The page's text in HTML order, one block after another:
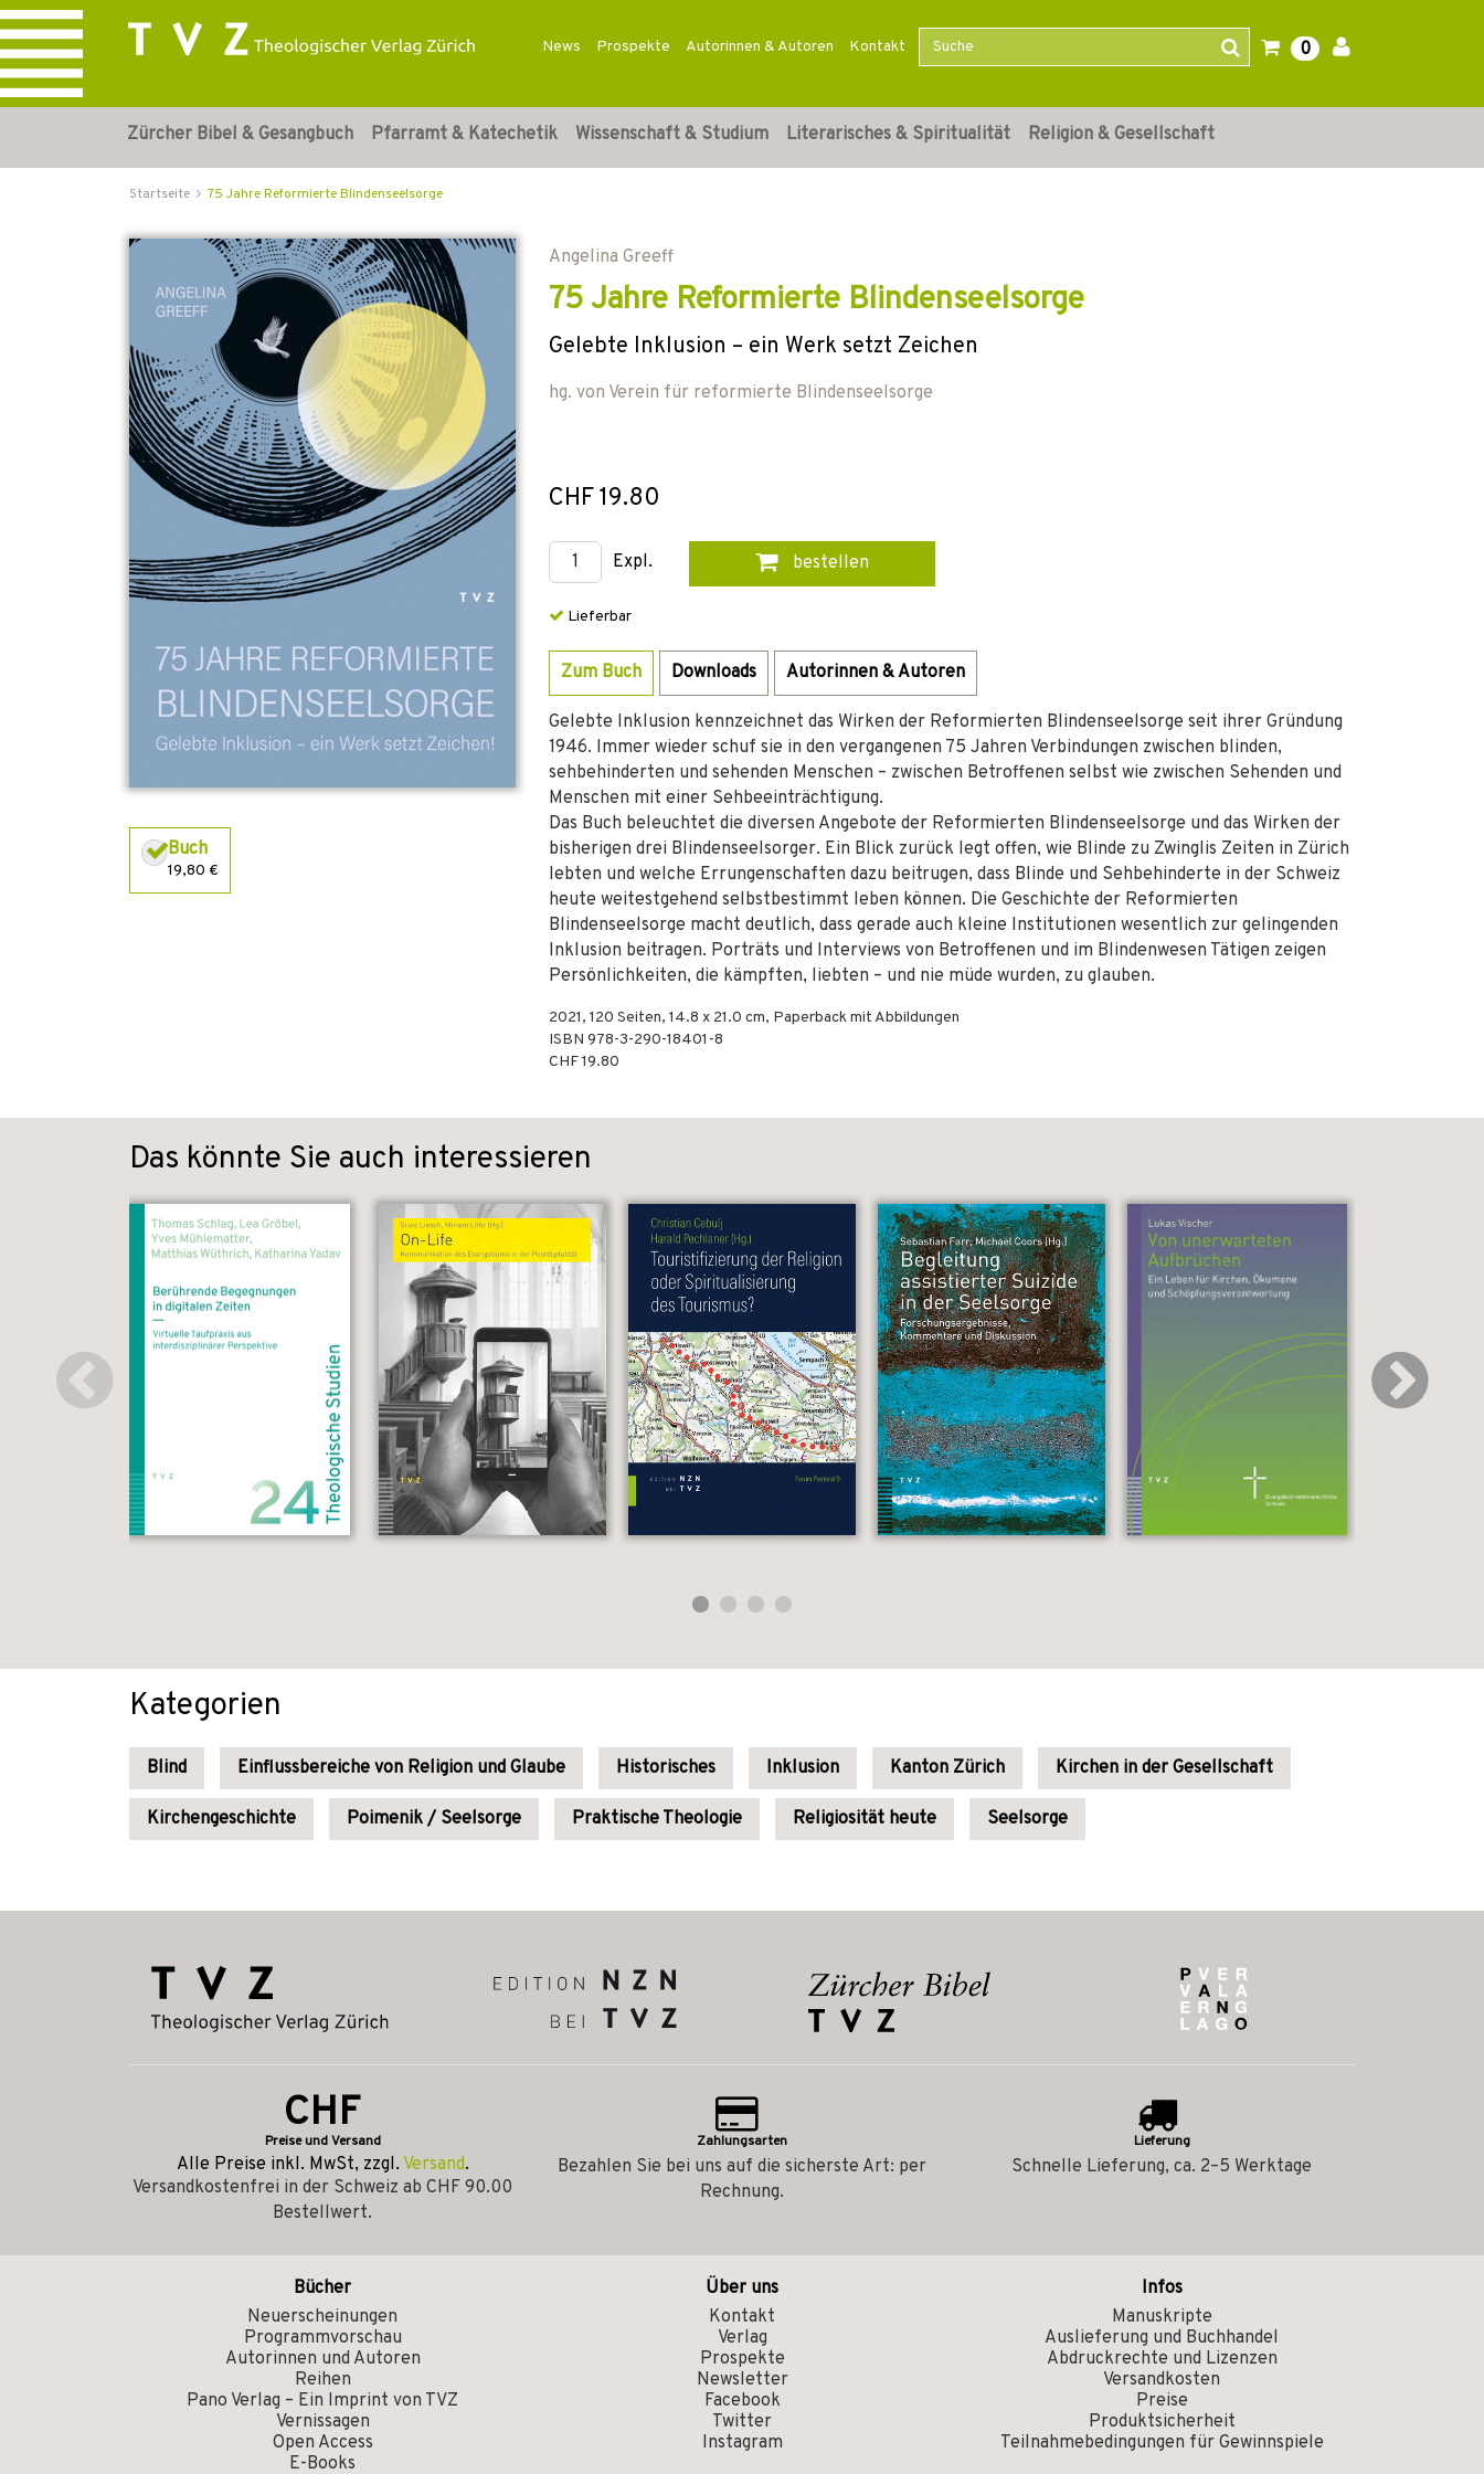
News Prospekte Autorinnen & Autoren Kontakt 0
Zürcher Bibel & Gesangbuch Pfarramt & Katechetik Wissenschaft & Studium Literarisches & Spiritualität Religion & Gesellschaft
Startseite 75 Jahre Reformierte Blindenseelsorge
Buch
19,80 €
Angelina Greeff
75 Jahre Reformierte Blindenseelsorge
Gelebte Inklusion – ein Werk setzt Zeichen
hg. von Verein für reformierte Blindenseelsorge
CHF 19.80
Expl. bestellen
Lieferbar
Zum Buch Downloads Autorinnen & Autoren
Gelebte Inklusion kennzeichnet das Wirken der Reformierten Blindenseelsorge seit ihrer Gründung
1946. Immer wieder schuf sie in den vergangenen 75 Jahren Verbindungen zwischen blinden,
sehbehinderten und sehenden Menschen – zwischen Betroffenen selbst wie zwischen Sehenden und
Menschen mit einer Sehbeeinträchtigung.
Das Buch beleuchtet die diversen Angebote der Reformierten Blindenseelsorge und das Wirken der
bisherigen drei Blindenseelsorger. Ein Blick zurück legt offen, wie Blinde zu Zwinglis Zeiten in Zürich
lebten und welche Errungenschaften dazu beitrugen, dass Blinde und Sehbehinderte in der Schweiz
heute weitestgehend selbstbestimmt leben können. Die Geschichte der Reformierten
Blindenseelsorge macht deutlich, dass gerade auch kleine Institutionen wesentlich zur gelingenden
Inklusion beitragen. Porträts und Interviews von Betroffenen und im Blindenwesen Tätigen zeigen
Persönlichkeiten, die kämpften, liebten – und nie müde wurden, zu glauben.
2021, 120 Seiten, 14.8 x 21.0 cm, Paperback mit Abbildungen
ISBN 978-3-290-18401-8
CHF 19.80
Das könnte Sie auch interessieren
Kategorien
Blind Einflussbereiche von Religion und Glaube Historisches Inklusion Kanton Zürich Kirchen in der Gesellschaft
Kirchengeschichte Poimenik / Seelsorge Praktische Theologie Religiosität heute Seelsorge
CHF
Preise und Versand
Alle Preise inkl. MwSt, zzgl. Versand.
Versandkostenfrei in der Schweiz ab CHF 90.00
Bestellwert.
Zahlungsarten
Bezahlen Sie bei uns auf die sicherste Art: per
Rechnung.
Lieferung
Schnelle Lieferung, ca. 2–5 Werktage
Bücher
Neuerscheinungen
Programmvorschau
Autorinnen und Autoren
Reihen
Pano Verlag – Ein Imprint von TVZ
Vernissagen
Open Access
E-Books
Über uns
Kontakt
Verlag
Prospekte
Newsletter
Facebook
Twitter
Instagram
Infos
Manuskripte
Auslieferung und Buchhandel
Abdruckrechte und Lizenzen
Versandkosten
Preise
Produktsicherheit
Teilnahmebedingungen für Gewinnspiele